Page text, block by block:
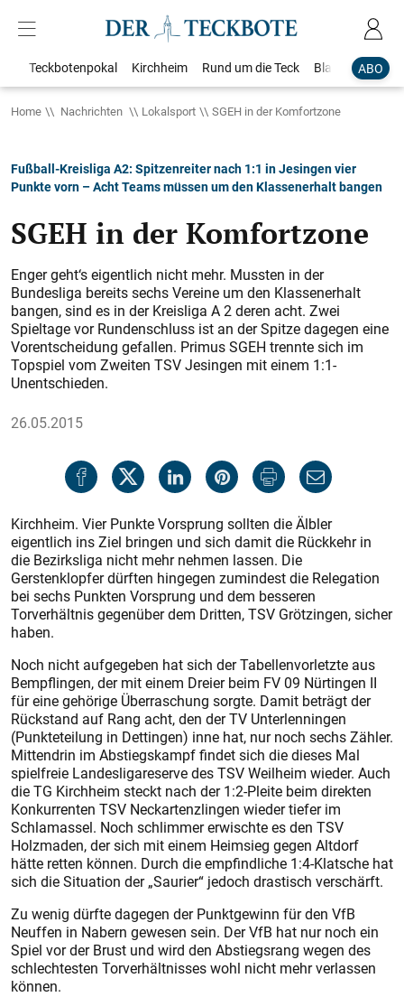
ABO
Teckbotenpokal Kirchheim Rund um die Teck Blaulicht
Home Nachrichten Lokalsport SGEH in der Komfortzone
Fußball-Kreisliga A2: Spitzenreiter nach 1:1 in Jesingen vier
Punkte vorn – Acht Teams müssen um den Klassenerhalt bangen
SGEH in der Komfortzone
Enger geht‘s eigentlich nicht mehr. Mussten in der
Bundesliga bereits sechs Vereine um den Klassenerhalt
bangen, sind es in der Kreisliga A 2 deren acht. Zwei
Spieltage vor Rundenschluss ist an der Spitze dagegen eine
Vorentscheidung gefallen. Primus SGEH trennte sich im
Topspiel vom Zweiten TSV Jesingen mit einem 1:1-
Unentschieden.
26.05.2015
Kirchheim. Vier Punkte Vorsprung sollten die Älbler
eigentlich ins Ziel bringen und sich damit die Rückkehr in
die Bezirksliga nicht mehr nehmen lassen. Die
Gerstenklopfer dürften hingegen zumindest die Relegation
bei sechs Punkten Vorsprung und dem besseren
Torverhältnis gegenüber dem Dritten, TSV Grötzingen, sicher
haben.
Noch nicht aufgegeben hat sich der Tabellenvorletzte aus
Bempflingen, der mit einem Dreier beim FV 09 Nürtingen II
für eine gehörige Überraschung sorgte. Damit beträgt der
Rückstand auf Rang acht, den der TV Unterlenningen
(Punkteteilung in Dettingen) inne hat, nur noch sechs Zähler.
Mittendrin im Abstiegskampf findet sich die dieses Mal
spielfreie Landesligareserve des TSV Weilheim wieder. Auch
die TG Kirchheim steckt nach der 1:2-Pleite beim direkten
Konkurrenten TSV Neckartenzlingen wieder tiefer im
Schlamassel. Noch schlimmer erwischte es den TSV
Holzmaden, der sich mit einem Heimsieg gegen Altdorf
hätte retten können. Durch die empfindliche 1:4-Klatsche hat
sich die Situation der „Saurier“ jedoch drastisch verschärft.
Zu wenig dürfte dagegen der Punktgewinn für den VfB
Neuffen in Nabern gewesen sein. Der VfB hat nur noch ein
Spiel vor der Brust und wird den Abstiegsrang wegen des
schlechtesten Torverhältnisses wohl nicht mehr verlassen
können.